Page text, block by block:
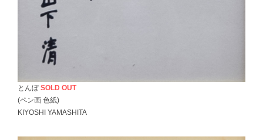
とんぼSOLD OUT
(ペン画 色紙)
KIYOSHI YAMASHITA